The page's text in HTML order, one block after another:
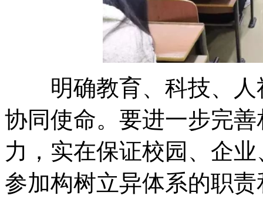
明确教育、科技、人
协同使命。要进一步完
力，实在保证校园、企
参加构树立异体系的职